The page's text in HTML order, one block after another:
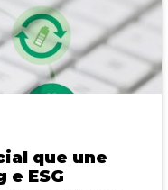
que une
ESG